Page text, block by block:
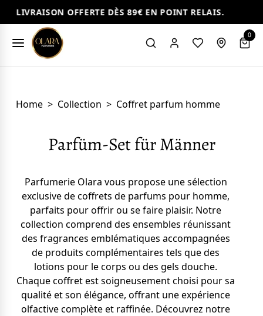
OFFERTE DÈS 89€ EN POINT RELAIS.
0
Home > Collection > Coffret parfum homme
Parfüm-Set für Männer
Parfumerie Olara vous propose une sélection
exclusive de coffrets de parfums pour homme,
parfaits pour offrir ou se faire plaisir. Notre
collection comprend des ensembles réunissant
des fragrances emblématiques accompagnées
de produits complémentaires tels que des
lotions pour le corps ou des gels douche.
Chaque coffret est soigneusement choisi pour sa
qualité et son élégance, offrant une expérience
olfactive complète et raffinée. Découvrez notre